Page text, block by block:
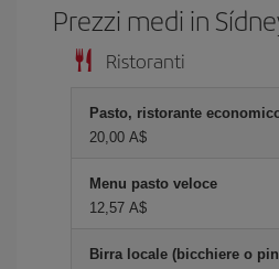
Prezzi medi in
Ristoranti
Pasto, ristorante
20,00 A$
Menu pasto veloce
12,57 A$
Birra locale (bicchiere o